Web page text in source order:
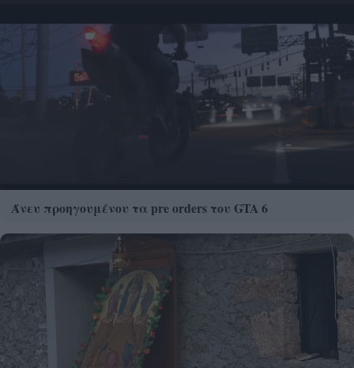
Άνευ προηγουμένου τα pre orders του GTA 6